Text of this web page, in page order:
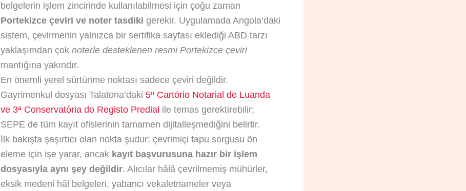
belgelerin işlem zincirinde kullanılabilmesi için çoğu zaman
Portekizce çeviri ve noter tasdiki gerekir. Uygulamada Angola’daki
sistem, çevirmenin yalnızca bir sertifika sayfası eklediği ABD tarzı
yaklaşımdan çok noterle desteklenen resmi Portekizce çeviri
mantığına yakındır.
En önemli yerel sürtünme noktası sadece çeviri değildir.
Gayrimenkul dosyası Talatona’daki 5º Cartório Notarial de Luanda
ve 3ª Conservatória do Registo Predial ile temas gerektirebilir;
SEPE de tüm kayıt ofislerinin tamamen dijitalleşmediğini belirtir.
İlk bakışta şaşırtıcı olan nokta şudur: çevrimiçi tapu sorgusu ön
eleme için işe yarar, ancak kayıt başvurusuna hazır bir işlem
dosyasıyla aynı şey değildir. Alıcılar hâlâ çevrilmemiş mühürler,
eksik medeni hâl belgeleri, yabancı vekaletnameler veya